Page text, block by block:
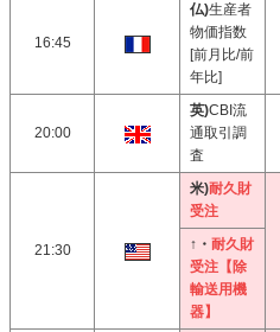
16:45
仏)生産者
物価指数
[前月比/前
年比]
20:00
英)CBI流
通取引調
査
21:30
米)耐久財
受注
↑・ 耐久財
受注【除
輸送用機
器】